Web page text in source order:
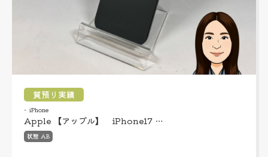
質預り実績
iPhone
Apple 【アップル】 iPhone17 …
状態 AB